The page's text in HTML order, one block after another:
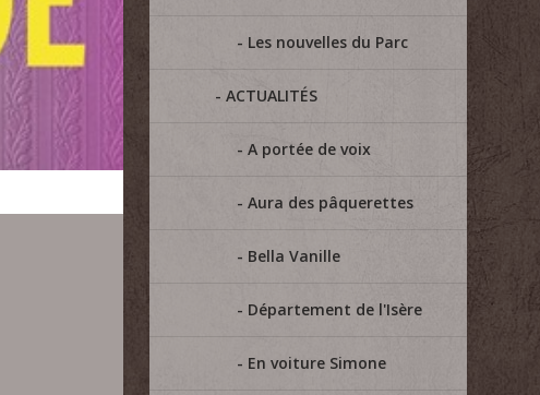
Les nouvelles du Parc
ACTUALITÉS
A portée de voix
Aura des pâquerettes
Bella Vanille
Département de l'Isère
En voiture Simone